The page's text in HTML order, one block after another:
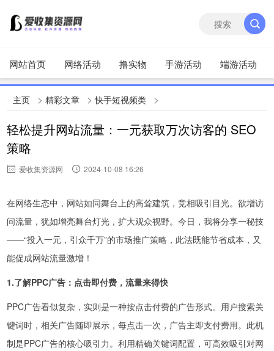
网站首页 网络活动 撸实物 手游活动 端游活动
主页 >精彩文章 >快手短视频类 >
轻松提升网站流量：一元获取万次访客的 SEO
策略
爱收集资源网 2024-10-08 16:26
在网络生态中，网站如同舞台上的高耸建筑，竞相吸引目光。欲增访
问流量，犹如增亮舞台灯光，扩大观众视野。今日，我将分享一秘技
——“投入一元，引众千万”的市场推广策略，此法既能节省成本，又
能促成网站流量激增！
1.了解PPC广告：点击即付费，流量来得快
PPC广告看似复杂，实则是一种按点击付费的广告形式。用户搜索关
键词时，相关广告随即展示，每点击一次，广告主即支付费用。此机
制是PPC广告的核心吸引力。利用精确关键词配置，可高效吸引对网